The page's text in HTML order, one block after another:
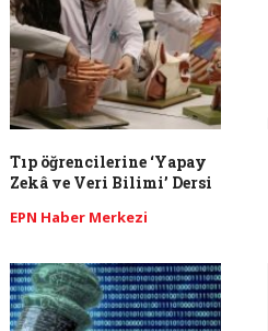
Tıp öğrencilerine ‘Yapay
Zekâ ve Veri Bilimi’ Dersi
EPN Haber Merkezi